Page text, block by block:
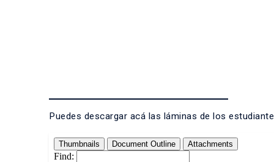
Puedes descargar acá las láminas de los